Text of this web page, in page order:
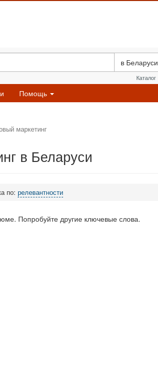
в Беларуси
Каталог
Помощь
маркетинг
в Беларуси
по: релевантности
Попробуйте другие ключевые слова.